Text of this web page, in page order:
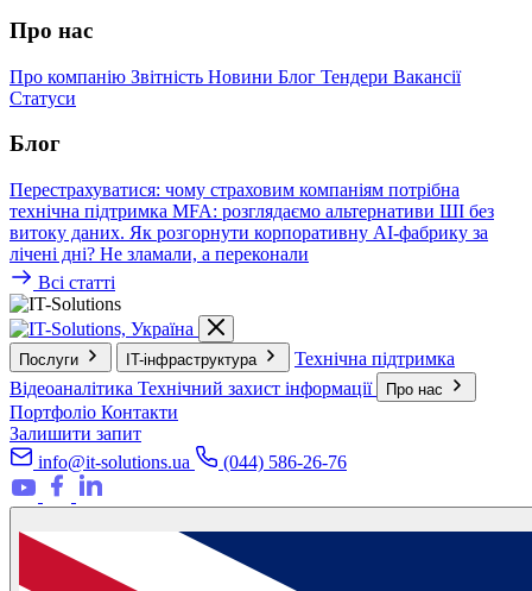
Про нас
Про компанію Звітність Новини Блог Тендери Вакансії
Статуси
Блог
Перестрахуватися: чому страховим компаніям потрібна
технічна підтримка MFA: розглядаємо альтернативи ШІ без
витоку даних. Як розгорнути корпоративну AI-фабрику за
лічені дні? Не зламали, а переконали
Всі статті
Послуги IT-інфраструктура
Технічна підтримка
Відеоаналітика Технічний захист інформації Про нас
Портфоліо Контакти
Залишити запит
info@it-solutions.ua
(044) 586-26-76